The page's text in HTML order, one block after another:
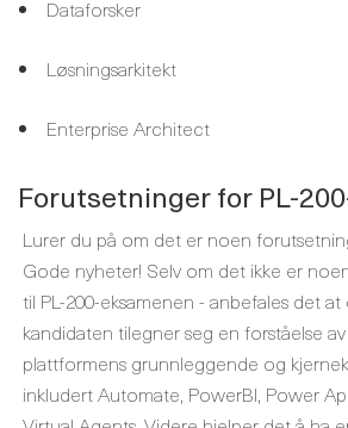
Dataforsker
Løsningsarkitekt
Enterprise Architect
Forutsetninger for PL-
Lurer du på om det er noen
Gode nyheter! Selv om det ikke er
til PL-200-eksamenen - anbefales det
kandidaten tilegner seg en forståelse
plattformens grunnleggende og
inkludert Automate, PowerBI, Power